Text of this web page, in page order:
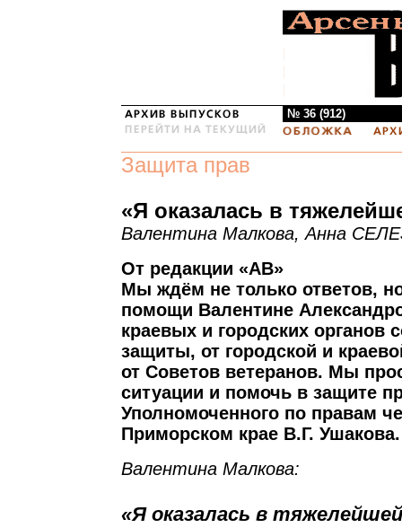
№ 36 (912)
Защита прав
«Я оказалась в
Валентина Малкова, Анна
От редакции «АВ»
Мы ждём не только ответов,
помощи Валентине
краевых и городских органов
защиты, от городской и
от Советов ветеранов. Мы
ситуации и помочь в защите
Уполномоченного по правам
Приморском крае В.Г. Ушакова.
Валентина Малкова:
«Я оказалась в